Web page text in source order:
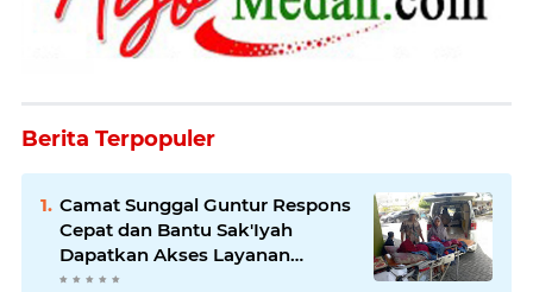
Berita Terpopuler
Camat Sunggal Guntur Respons
Cepat dan Bantu Sak'Iyah
Dapatkan Akses Layanan
Kesehatan